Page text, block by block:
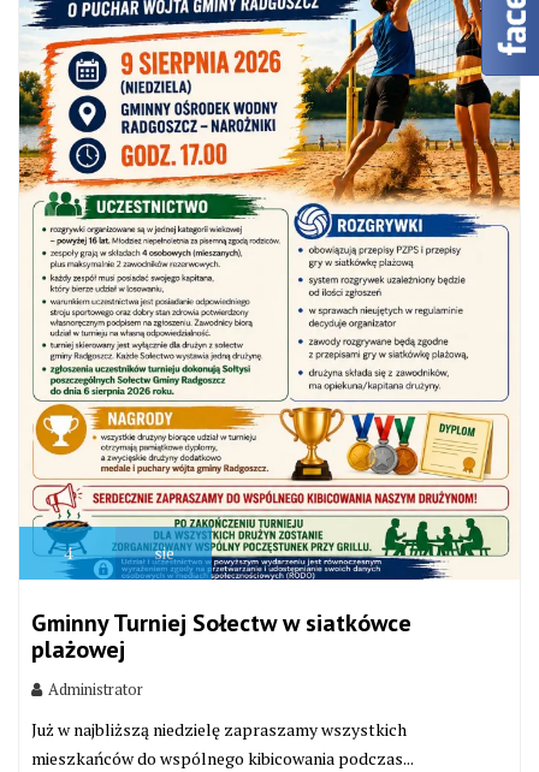
4 sie
Gminny Turniej Sołectw w siatkówce
plażowej
Administrator
Już w najbliższą niedzielę zapraszamy wszystkich
mieszkańców do wspólnego kibicowania podczas...